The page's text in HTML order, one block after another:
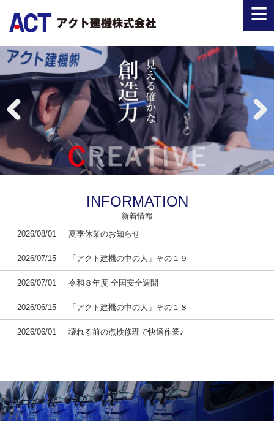
Previous
INFORMATION
新着情報
2026/08/01
夏季休業のお知らせ
2026/07/15 「アクト建機の中の人」その１９
2026/07/01 令和８年度 全国安全週間
2026/06/15 「アクト建機の中の人」その１８
2026/06/01 壊れる前の点検修理で快適作業♪
≡